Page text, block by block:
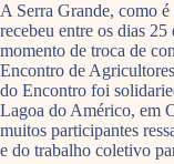
A Serra Grande, como
recebeu entre os dias 25
momento de troca de
Encontro de
do Encontro foi
Lagoa do Américo, em
muitos participantes
e do trabalho coletivo